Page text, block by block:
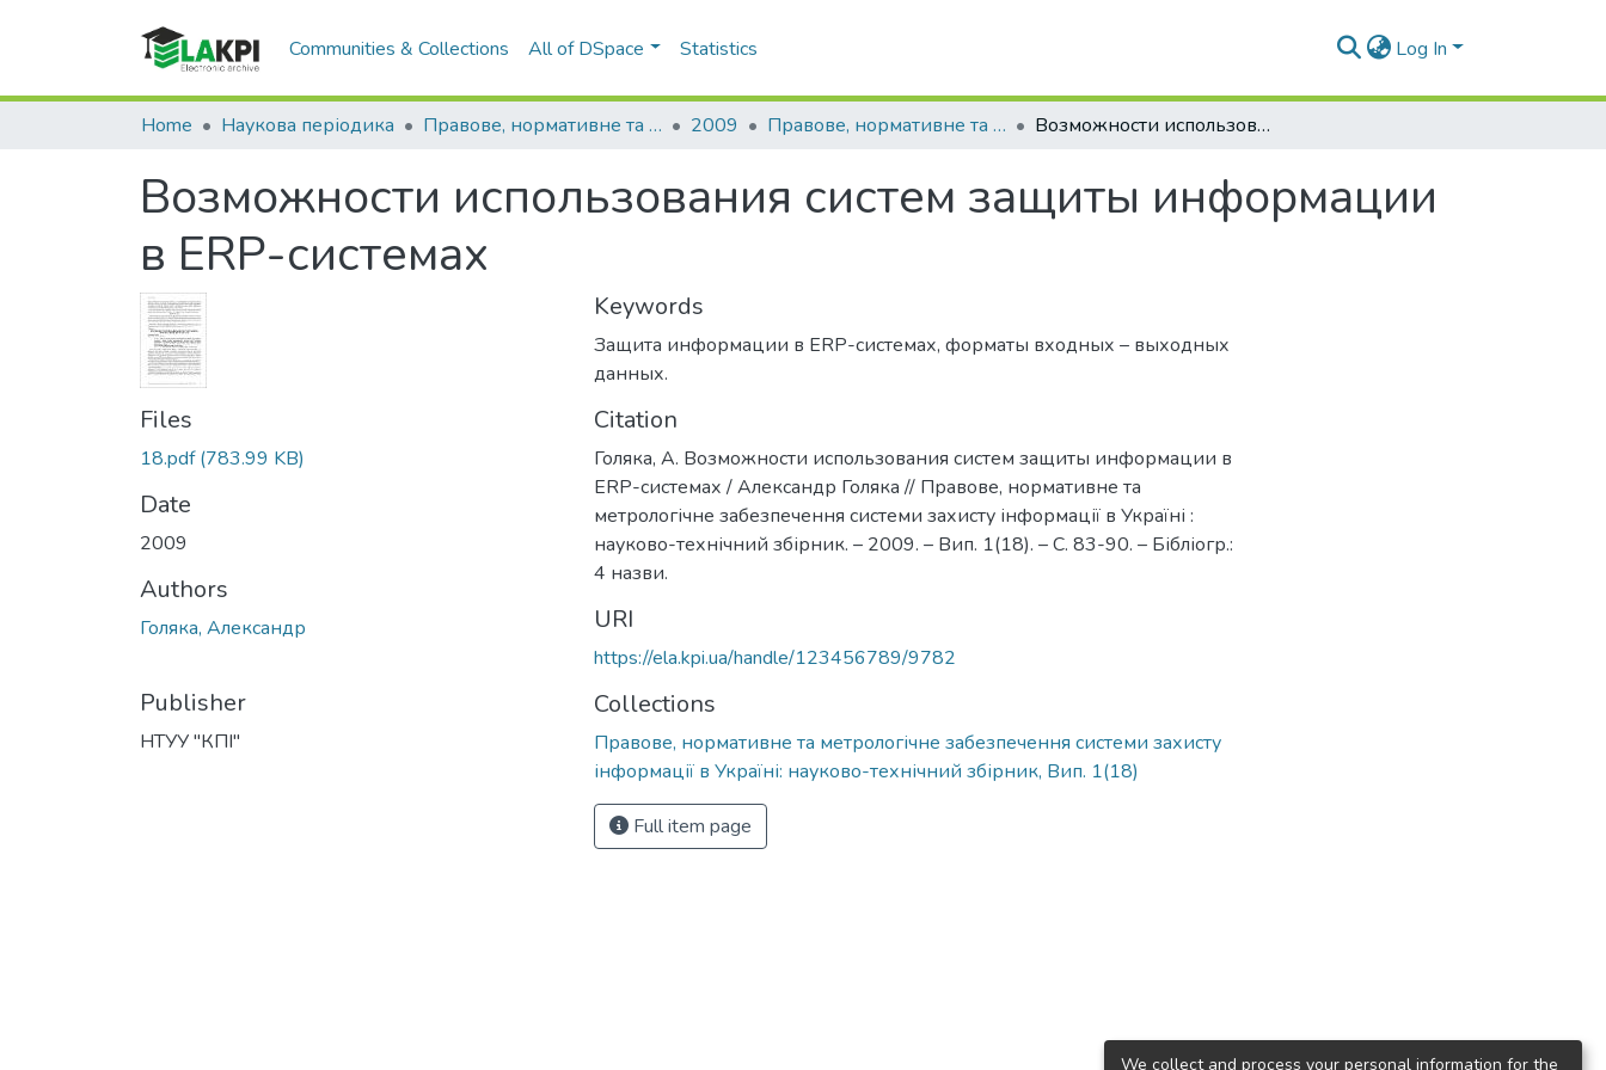
Communities & Collections All of DSpace Statistics Log In
Home Наукова періодика Правове, нормативне та метрологічне забезпечення системи захисту інформації в Україні 2009 Правове, нормативне та метрологічне забезпечення системи захисту інформації в Україні: науково-технічний збірник, Вип. 1(18) Возможности использования систем защиты информации в ERP-системах
Возможности использования систем защиты информации
в ERP-системах
Files
18.pdf(783.99 KB)
Date
2009
Authors
Голяка, Александр
Publisher
НТУУ "КПІ"
Keywords
Защита информации в ERP-системах, форматы входных – выходных
данных.
Citation
Голяка, А. Возможности использования систем защиты информации в
ERP-системах / Александр Голяка // Правове, нормативне та
метрологічне забезпечення системи захисту інформації в Україні :
науково-технічний збірник. – 2009. – Вип. 1(18). – С. 83-90. – Бібліогр.:
4 назви.
URI
https://ela.kpi.ua/handle/123456789/9782
Collections
Правове, нормативне та метрологічне забезпечення системи захисту
інформації в Україні: науково-технічний збірник, Вип. 1(18)
Full item page
We collect and process your personal information for the